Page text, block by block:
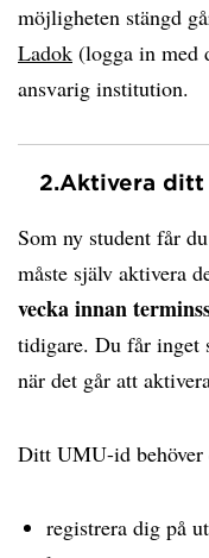
möjligheten stängd
Ladok (logga in med
ansvarig institution.
2.Aktivera ditt
Som ny student får
måste själv aktivera
vecka innan
tidigare. Du får inget
när det går att
Ditt UMU-id behöver
registrera dig på